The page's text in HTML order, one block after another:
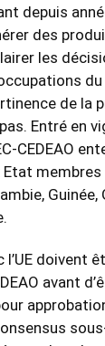
depuis
des
les
de la
Entré en
CEDEAO
Etat
Guinée,
l’UE doivent
avant